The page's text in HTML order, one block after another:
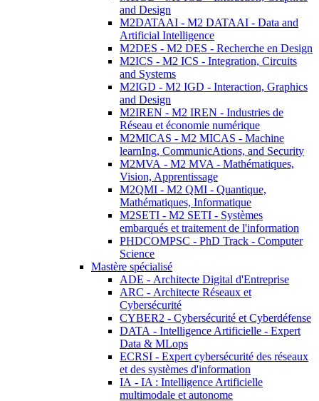
and Design
M2DATAAI - M2 DATAAI - Data and
Artificial Intelligence
M2DES - M2 DES - Recherche en Design
M2ICS - M2 ICS - Integration, Circuits
and Systems
M2IGD - M2 IGD - Interaction, Graphics
and Design
M2IREN - M2 IREN - Industries de
Réseau et économie numérique
M2MICAS - M2 MICAS - Machine
learnIng, CommunicAtions, and Security
M2MVA - M2 MVA - Mathématiques,
Vision, Apprentissage
M2QMI - M2 QMI - Quantique,
Mathématiques, Informatique
M2SETI - M2 SETI - Systèmes
embarqués et traitement de l'information
PHDCOMPSC - PhD Track - Computer
Science
Mastère spécialisé
ADE - Architecte Digital d'Entreprise
ARC - Architecte Réseaux et
Cybersécurité
CYBER2 - Cybersécurité et Cyberdéfense
DATA - Intelligence Artificielle - Expert
Data & MLops
ECRSI - Expert cybersécurité des réseaux
et des systèmes d'information
IA - IA : Intelligence Artificielle
multimodale et autonome